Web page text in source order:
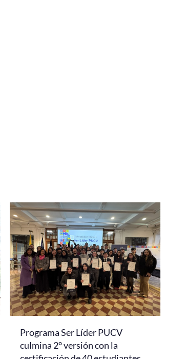
Programa Ser Líder PUCV
culmina 2° versión con la